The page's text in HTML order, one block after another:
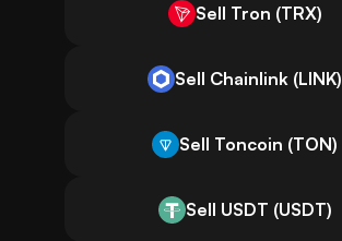
Sell Tron (TRX)
Sell Chainlink (LINK)
Sell Toncoin (TON)
Sell USDT (USDT)